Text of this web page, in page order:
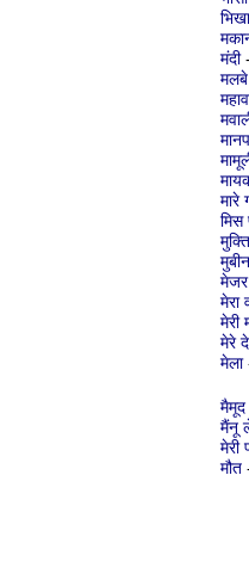
मंदी-
मलबे
मिस
मेजर
मेरा
मेरी
मेरे
मेला
मैमूद
मैंनू
मेरी
मौत